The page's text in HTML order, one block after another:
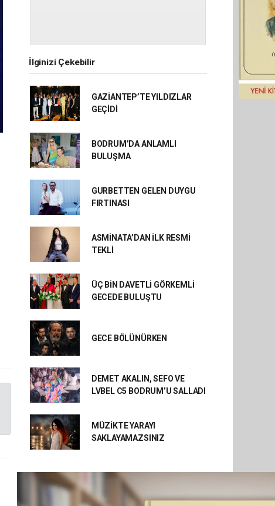
İlginizi Çekebilir
GAZİANTEP’TE YILDIZLAR
GEÇİDİ
BODRUM’DA ANLAMLI
BULUŞMA
GURBETTEN GELEN DUYGU
FIRTINASI
ASMİNATA’DAN İLK RESMİ
TEKLİ
ÜÇ BİN DAVETLİ GÖRKEMLİ
GECEDE BULUŞTU
GECE BÖLÜNÜRKEN
DEMET AKALIN, SEFO VE
LVBEL C5 BODRUM’U SALLADI
MÜZİKTE YARAYI
SAKLAYAMAZSINIZ